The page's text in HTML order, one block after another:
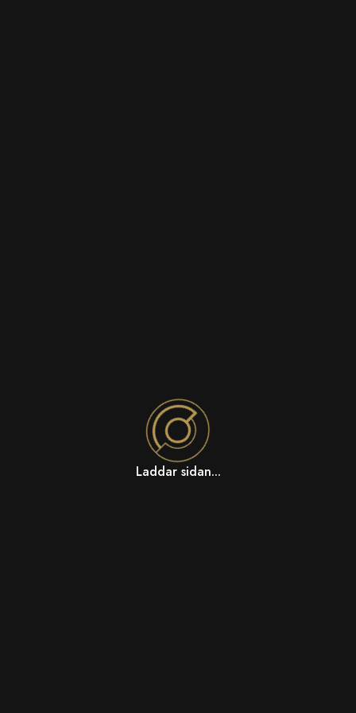
Laddar sidan...